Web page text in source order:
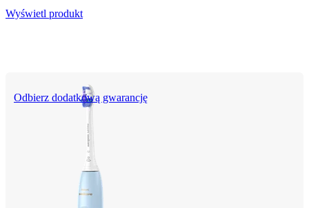
Wyświetl produkt
Odbierz dodatkową gwarancję